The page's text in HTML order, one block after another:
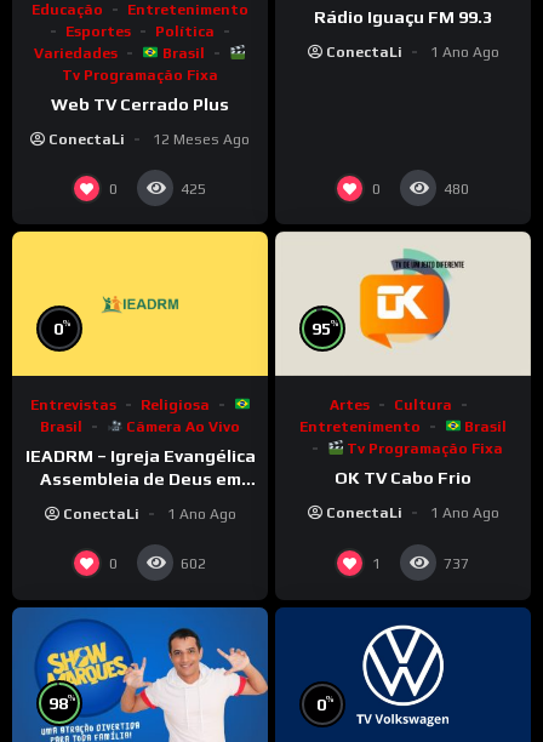
Educação
Entretenimento
Esportes
Política
Variedades
Brasil
Tv Programação Fixa
Web TV Cerrado Plus
ConectaLi 12 Meses Ago
0 425
Rádio Iguaçu FM 99.3
ConectaLi 1 Ano Ago
0 480
0%
Entrevistas
Religiosa
Brasil
Câmera Ao Vivo
IEADRM – Igreja Evangélica
Assembleia de Deus em
ConectaLi 1 Ano Ago
0 602
95%
Artes
Cultura
Entretenimento
Brasil
Tv Programação Fixa
OK TV Cabo Frio
ConectaLi 1 Ano Ago
1 737
98% 0%